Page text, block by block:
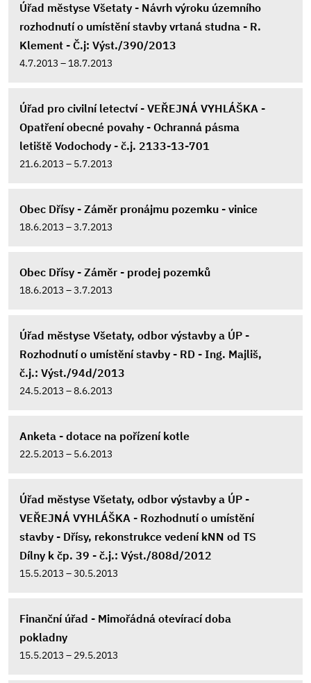
Úřad městyse Všetaty - Návrh výroku územního
rozhodnutí o umístění stavby vrtaná studna - R.
Klement - Č.j: Výst./390/2013
4.7.2013 – 18.7.2013
Úřad pro civilní letectví - VEŘEJNÁ VYHLÁŠKA -
Opatření obecné povahy - Ochranná pásma
letiště Vodochody - č.j. 2133-13-701
21.6.2013 – 5.7.2013
Obec Dřísy - Záměr pronájmu pozemku - vinice
18.6.2013 – 3.7.2013
Obec Dřísy - Záměr - prodej pozemků
18.6.2013 – 3.7.2013
Úřad městyse Všetaty, odbor výstavby a ÚP -
Rozhodnutí o umístění stavby - RD - Ing. Majliš,
č.j.: Výst./94d/2013
24.5.2013 – 8.6.2013
Anketa - dotace na pořízení kotle
22.5.2013 – 5.6.2013
Úřad městyse Všetaty, odbor výstavby a ÚP -
VEŘEJNÁ VYHLÁŠKA - Rozhodnutí o umístění
stavby - Dřísy, rekonstrukce vedení kNN od TS
Dílny k čp. 39 - č.j.: Výst./808d/2012
15.5.2013 – 30.5.2013
Finanční úřad - Mimořádná otevírací doba
pokladny
15.5.2013 – 29.5.2013